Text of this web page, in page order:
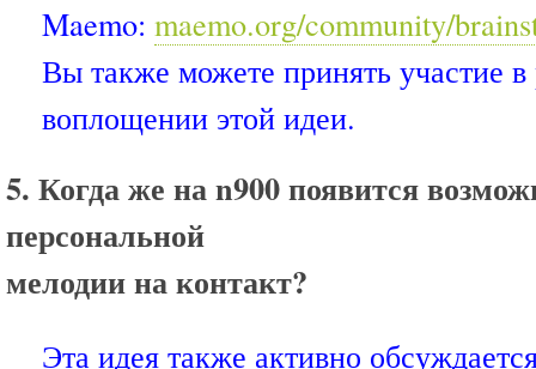
Maemo: maemo.org/community/
Вы также можете принять участие в
воплощении этой идеи.
5. Когда же на n900 появится
персональной
мелодии на контакт?
Эта идея также активно